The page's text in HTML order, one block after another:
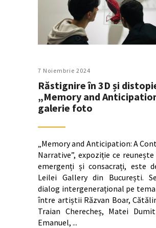
7 Noiembrie 2024
Răstignire în 3D și
„Memory and
galerie foto
„Memory and Anticipation: A
Narrative”, expoziție ce
emergenți și consacrați, este
Leilei Gallery din București.
dialog intergenerațional pe
între artiștii Răzvan Boar,
Traian Cherecheș, Matei
Emanuel,